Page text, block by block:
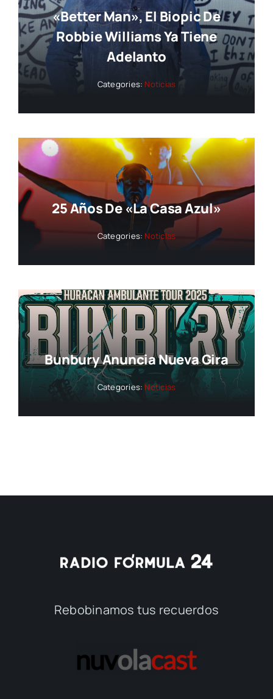
«Better Man», El Biopic De
Robbie Williams Ya Tiene
Adelanto
Categories: Noticias
25 Años De «La Casa Azul»
Categories: Noticias
Bunbury Anuncia Nueva Gira
Categories: Noticias
Rebobinamos tus recuerdos